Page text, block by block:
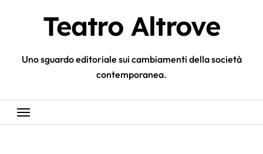
Teatro Altrove
Uno sguardo editoriale sui cambiamenti della società
contemporanea.